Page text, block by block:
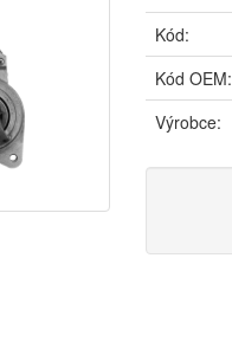
Kód:
Kód OEM:
Výrobce: